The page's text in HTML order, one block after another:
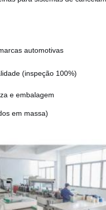
automotivas
(inspeção 100%)
e embalagem
em massa)